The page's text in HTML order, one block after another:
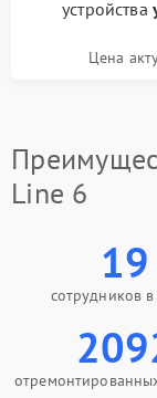
устройства
Цена
Line 6
19
сотрудников